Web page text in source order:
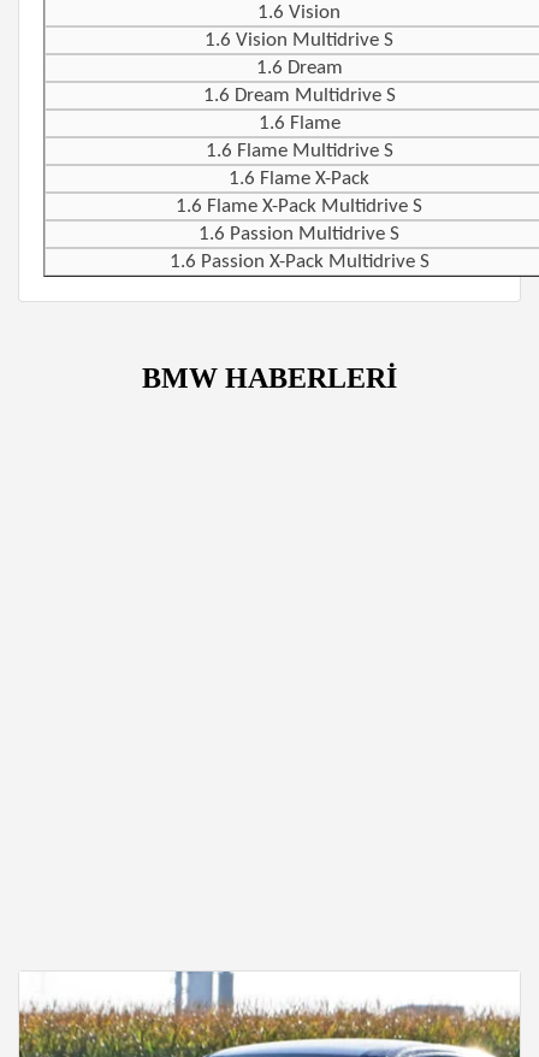
1.6 Vision
1.6 Vision Multidrive S
1.6 Dream
1.6 Dream Multidrive S
1.6 Flame
1.6 Flame Multidrive S
1.6 Flame X-Pack
1.6 Flame X-Pack Multidrive S
1.6 Passion Multidrive S
1.6 Passion X-Pack Multidrive S
BMW HABERLERİ